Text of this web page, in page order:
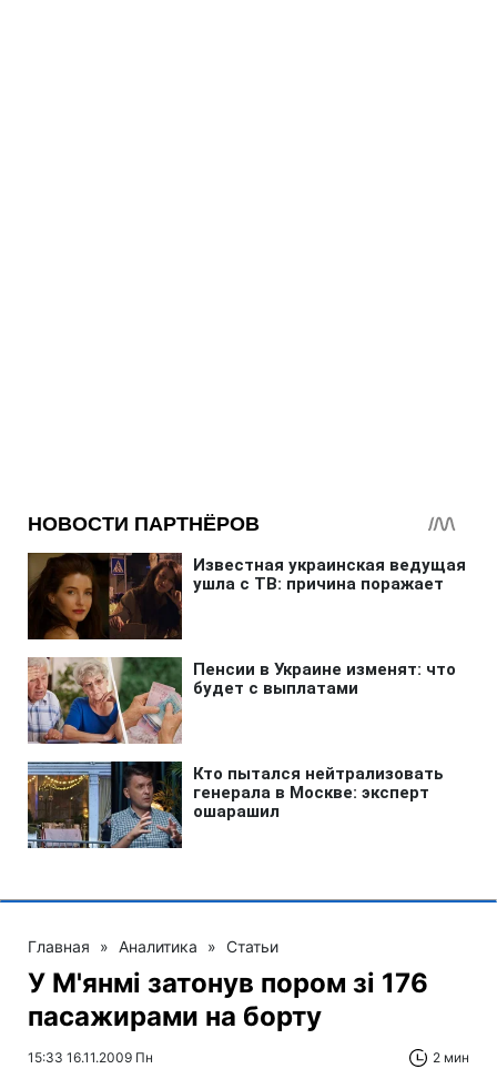
Главная » Аналитика » Статьи
У М'янмі затонув пором зі 176
пасажирами на борту
15:33 16.11.2009 Пн 2 мин